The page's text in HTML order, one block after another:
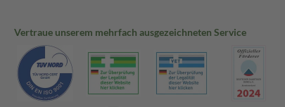
Vertraue unserem mehrfach ausgezeichneten Service